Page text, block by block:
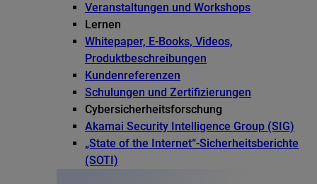
Veranstaltungen und Workshops
Lernen
Whitepaper, E-Books, Videos,
Produktbeschreibungen
Kundenreferenzen
Schulungen und Zertifizierungen
Cybersicherheitsforschung
Akamai Security Intelligence Group (SIG)
„State of the Internet“-Sicherheitsberichte
(SOTI)